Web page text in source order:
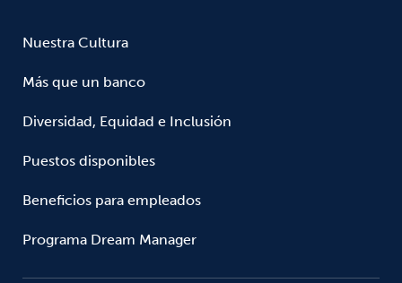
Nuestra Cultura
Más que un banco
Diversidad, Equidad e Inclusión
Puestos disponibles
Beneficios para empleados
Programa Dream Manager